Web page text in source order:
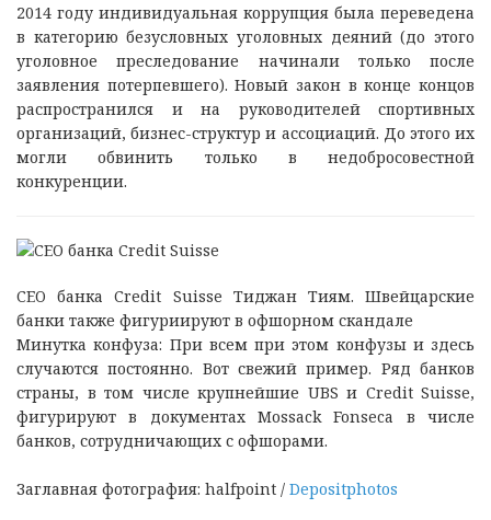
2014 году индивидуальная коррупция была переведена
в категорию безусловных уголовных деяний (до этого
уголовное преследование начинали только после
заявления потерпевшего). Новый закон в конце концов
распространился и на руководителей спортивных
организаций, бизнес-структур и ассоциаций. До этого их
могли обвинить только в недобросовестной
конкуренции.
CEO банка Credit Suisse Тиджан Тиям. Швейцарские
банки также фигуриируют в офшорном скандале
Минутка конфуза: При всем при этом конфузы и здесь
случаются постоянно. Вот свежий пример. Ряд банков
страны, в том числе крупнейшие UBS и Credit Suisse,
фигурируют в документах Mossack Fonseca в числе
банков, сотрудничающих с офшорами.
Заглавная фотография: halfpoint / Depositphotos